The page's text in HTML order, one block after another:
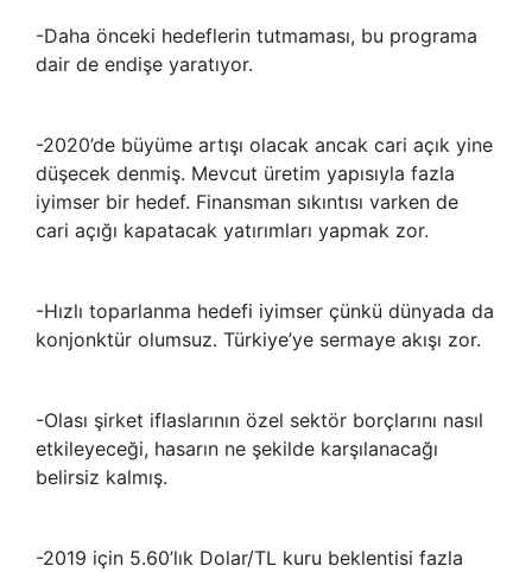
-Daha önceki hedeflerin tutmaması, bu programa
dair de endişe yaratıyor.
-2020’de büyüme artışı olacak ancak cari açık yine
düşecek denmiş. Mevcut üretim yapısıyla fazla
iyimser bir hedef. Finansman sıkıntısı varken de
cari açığı kapatacak yatırımları yapmak zor.
-Hızlı toparlanma hedefi iyimser çünkü dünyada da
konjonktür olumsuz. Türkiye’ye sermaye akışı zor.
-Olası şirket iflaslarının özel sektör borçlarını nasıl
etkileyeceği, hasarın ne şekilde karşılanacağı
belirsiz kalmış.
-2019 için 5.60’lık Dolar/TL kuru beklentisi fazla